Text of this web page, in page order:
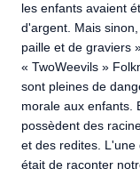
les enfants avaient
d'argent. Mais
paille et de graviers
« TwoWeevils »
sont pleines de
morale aux enfants.
possèdent des
et des redites. L'une
était de raconter